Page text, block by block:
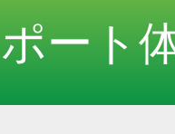
ート